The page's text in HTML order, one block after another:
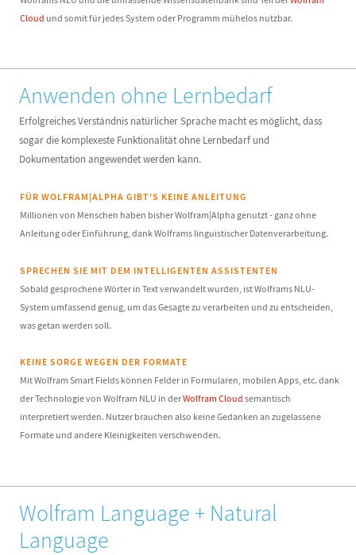
Cloud und somit für jedes System oder Programm mühelos nutzbar.
Anwenden ohne Lernbedarf
Erfolgreiches Verständnis natürlicher Sprache macht es möglicht, dass
sogar die komplexeste Funktionalität ohne Lernbedarf und
Dokumentation angewendet werden kann.
FÜR WOLFRAM|ALPHA GIBT'S KEINE ANLEITUNG
Millionen von Menschen haben bisher Wolfram|Alpha genutzt - ganz ohne
Anleitung oder Einführung, dank Wolframs linguistischer Datenverarbeitung.
SPRECHEN SIE MIT DEM INTELLIGENTEN ASSISTENTEN
Sobald gesprochene Wörter in Text verwandelt wurden, ist Wolframs NLU-
System umfassend genug, um das Gesagte zu verarbeiten und zu entscheiden,
was getan werden soll.
KEINE SORGE WEGEN DER FORMATE
Mit Wolfram Smart Fields können Felder in Formularen, mobilen Apps, etc. dank
der Technologie von Wolfram NLU in derWolfram Cloud semantisch
interpretiert werden. Nutzer brauchen also keine Gedanken an zugelassene
Formate und andere Kleinigkeiten verschwenden.
Wolfram Language + Natural
Language